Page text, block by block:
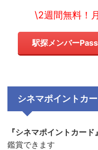
\2週間無料！
駅探メンバー
シネマポイントカ
『シネマポイントカード』
鑑賞できます